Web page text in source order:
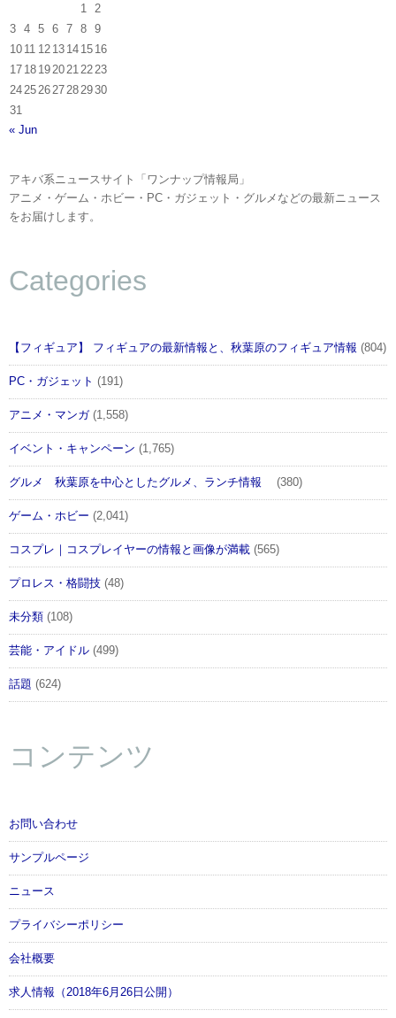
1
2
3
4 5 6 7 8
9
10 11 12 13 14 15 16
17 18 19 20 21 22 23
24 25 26 27 28 2930
31
« Jun
アキバ系ニュースサイト「ワンナップ情報局」
アニメ・ゲーム・ホビー・PC・ガジェット・グルメなどの最新ニュース
をお届けします。
Categories
【フィギュア】 フィギュアの最新情報と、秋葉原のフィギュア情報 (804)
PC・ガジェット (191)
アニメ・マンガ(1,558)
イベント・キャンペーン (1,765)
グルメ 秋葉原を中心としたグルメ、ランチ情報 (380)
ゲーム・ホビー (2,041)
コスプレ｜コスプレイヤーの情報と画像が満載 (565)
プロレス・格闘技 (48)
未分類 (108)
芸能・アイドル (499)
話題 (624)
コンテンツ
お問い合わせ
サンプルページ
ニュース
プライバシーポリシー
会社概要
求人情報（2018年6月26日公開）